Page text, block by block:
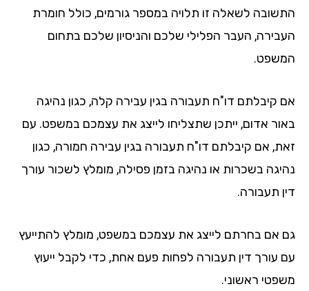
לשאלה זו תלויה במספר גורמים, כולל חומרת
העבר הפלילי שלכם והניסיון שלכם בתחום
קיבלתם דו"ח תעבורה בגין עבירה קלה, כגון נהיגה
אדום, ייתכן שתצליחו לייצג את עצמכם במשפט. עם
אם קיבלתם דו"ח תעבורה בגין עבירה חמורה, כגון
בשכרות או נהיגה בזמן פסילה, מומלץ לשכור עורך
תעבורה.
אם בחרתם לייצג את עצמכם במשפט, מומלץ להתייעץ
עורך דין תעבורה לפחות פעם אחת, כדי לקבל ייעוץ
ראשוני.